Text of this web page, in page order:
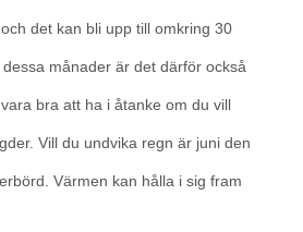
det kan bli upp till omkring 30
månader är det därför också
bra att ha i åtanke om du vill
Vill du undvika regn är juni den
Värmen kan hålla i sig fram